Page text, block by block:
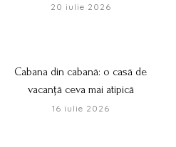
20 iulie 2026
Cabana din cabană: o casă de
vacanță ceva mai atipică
16 iulie 2026